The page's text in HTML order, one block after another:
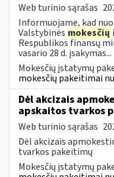
Web turinio sąrašas
Informuojame, kad
Valstybinės mokesčių
Respublikos finansų
vasario 28 d. įsakymas...
Mokesčių įstatymų
mokesčių pakeitimai
Dėl akcizais
apskaitos tvarkos
Web turinio sąrašas
Dėl akcizais
tvarkos pakeitimų
Mokesčių įstatymų